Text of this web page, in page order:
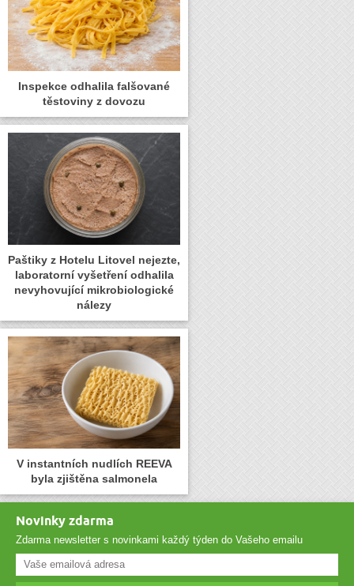
Inspekce odhalila falšované
těstoviny z dovozu
Paštiky z Hotelu Litovel nejezte,
laboratorní vyšetření odhalila
nevyhovující mikrobiologické
nálezy
V instantních nudlích REEVA
byla zjištěna salmonela
Novinky zdarma
Zdarma newsletter s novinkami každý týden do Vašeho emailu